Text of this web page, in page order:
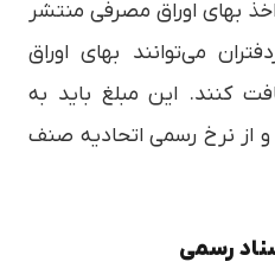
بهای اوراق مصرفی منتشر
می‌توانند بهای اوراق
کنند. این مبلغ باید به
از نرخ رسمی اتحادیه صنف
رسمی